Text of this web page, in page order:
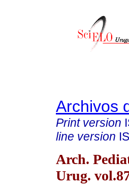
Archivos
Print version
line version
Arch.
Urug.